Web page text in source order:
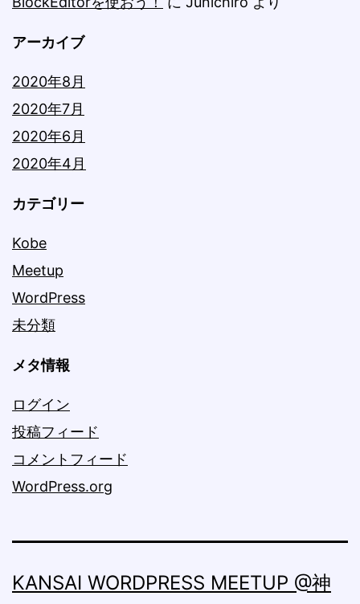
アーカイブ
2020年8月
2020年7月
2020年6月
2020年4月
カテゴリー
Kobe
Meetup
WordPress
未分類
メタ情報
ログイン
投稿フィード
コメントフィード
WordPress.org
KANSAI WORDPRESS MEETUP @神